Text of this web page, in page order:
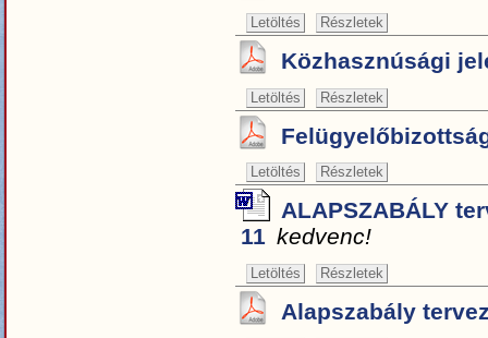
Letöltés Részletek
Közhasznúsági
Letöltés Részletek
Letöltés Részletek
ALAPSZABÁLY
11 kedvenc!
Letöltés Részletek
Alapszabály